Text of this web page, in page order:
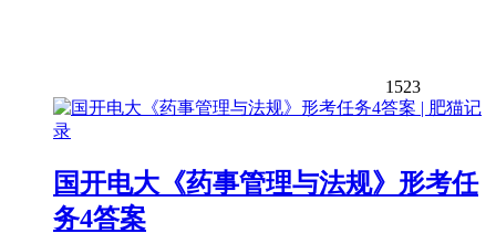
1523
国开电大《药事管理与法规》形考任
务4答案